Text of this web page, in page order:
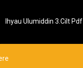
Ihyau Ulumiddin 3.cilt Pdf